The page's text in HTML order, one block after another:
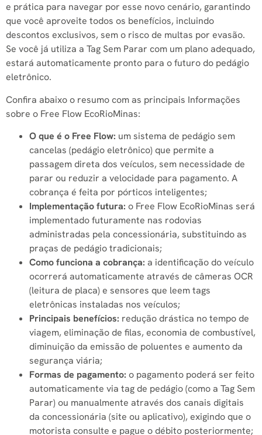
e prática para navegar por esse novo cenário, garantindo
que você aproveite todos os benefícios, incluindo
descontos exclusivos, sem o risco de multas por evasão.
Se você já utiliza a Tag Sem Parar com um plano adequado,
estará automaticamente pronto para o futuro do pedágio
eletrônico.
Confira abaixo o resumo com as principais Informações
sobre o Free Flow EcoRioMinas:
O que é o Free Flow: um sistema de pedágio sem
cancelas (pedágio eletrônico) que permite a
passagem direta dos veículos, sem necessidade de
parar ou reduzir a velocidade para pagamento. A
cobrança é feita por pórticos inteligentes;
Implementação futura: o Free Flow EcoRioMinas será
implementado futuramente nas rodovias
administradas pela concessionária, substituindo as
praças de pedágio tradicionais;
Como funciona a cobrança: a identificação do veículo
ocorrerá automaticamente através de câmeras OCR
(leitura de placa) e sensores que leem tags
eletrônicas instaladas nos veículos;
Principais benefícios: redução drástica no tempo de
viagem, eliminação de filas, economia de combustível,
diminuição da emissão de poluentes e aumento da
segurança viária;
Formas de pagamento: o pagamento poderá ser feito
automaticamente via tag de pedágio (como a Tag Sem
Parar) ou manualmente através dos canais digitais
da concessionária (site ou aplicativo), exigindo que o
motorista consulte e pague o débito posteriormente;